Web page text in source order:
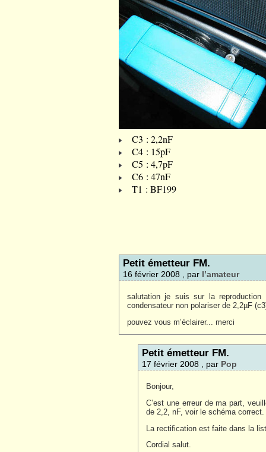
C3 : 2,2nF
C4 : 15pF
C5 : 4,7pF
C6 : 47nF
T1 : BF199
Petit émetteur FM.
16 février 2008 , par l’amateur
salutation je suis sur la
condensateur non polariser de 2,2µF
pouvez vous m’éclairer... merci
Petit émetteur FM.
17 février 2008 , par Pop
Bonjour,
C’est une erreur de ma part,
de 2,2, nF, voir le schéma correct.
La rectification est faite dans la
Cordial salut.